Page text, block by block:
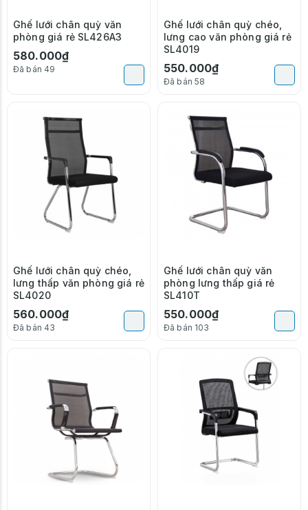
Ghế lưới chân quỳ văn
phòng giá rẻ SL426A3
580.000₫
Đã bán 49
Ghế lưới chân quỳ chéo,
lưng cao văn phòng giá rẻ
SL4019
550.000₫
Đã bán 58
Ghế lưới chân quỳ chéo,
lưng thấp văn phòng giá rẻ
SL4020
560.000₫
Đã bán 43
Ghế lưới chân quỳ văn
phòng lưng thấp giá rẻ
SL410T
550.000₫
Đã bán 103